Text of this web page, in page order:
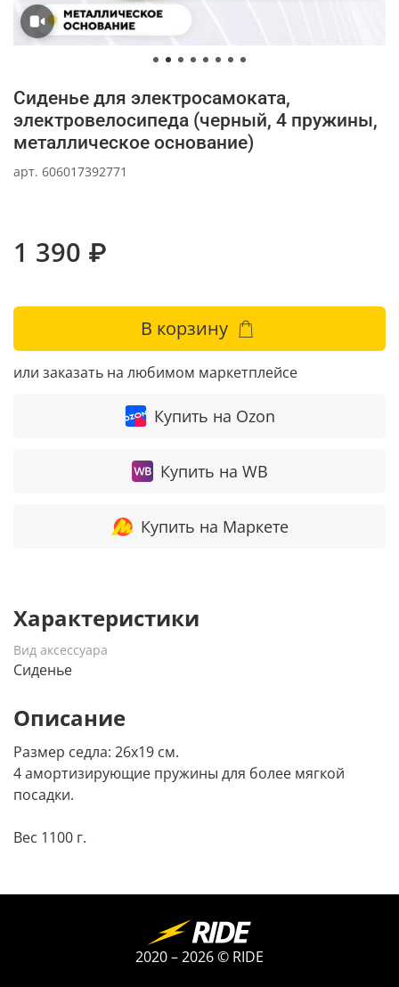
арт. 606017392771
Сиденье для электросамоката,
электровелосипеда (черный, 4 пружины,
металлическое основание)
1 390 ₽
В корзину
или заказать на любимом маркетплейсе
Купить на Ozon
Купить на WB
Купить на Маркете
Характеристики
Вид аксессуара
Сиденье
Описание
Размер седла: 26х19 см.
4 амортизирующие пружины для более мягкой
посадки.
Вес 1100 г.
2020 – 2026 © RIDE